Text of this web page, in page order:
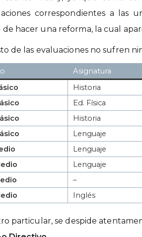
correspondientes a las
de hacer una reforma, la cual
de las evaluaciones no sufren
Asignatura
Historia
Ed. Física
Historia
Lenguaje
Lenguaje
Lenguaje
–
Inglés
particular, se despide